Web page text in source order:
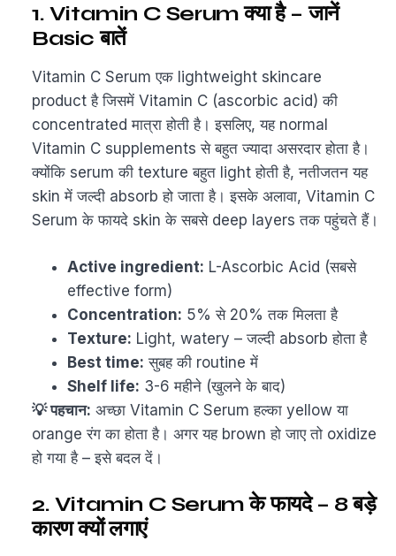
1. Vitamin C Serum क्या है – जानें
Basic बातें
Vitamin C Serum एक lightweight skincare
product है जिसमें Vitamin C (ascorbic acid) की
concentrated मात्रा होती है। इसलिए, यह normal
Vitamin C supplements से बहुत ज्यादा असरदार होता है।
क्योंकि serum की texture बहुत light होती है, नतीजतन यह
skin में जल्दी absorb हो जाता है। इसके अलावा, Vitamin C
Serum के फायदे skin के सबसे deep layers तक पहुंचते हैं।
Active ingredient: L-Ascorbic Acid (सबसे
effective form)
Concentration: 5% से 20% तक मिलता है
Texture: Light, watery – जल्दी absorb होता है
Best time: सुबह की routine में
Shelf life: 3-6 महीने (खुलने के बाद)
💡 पहचान: अच्छा Vitamin C Serum हल्का yellow या
orange रंग का होता है। अगर यह brown हो जाए तो oxidize
हो गया है – इसे बदल दें।
2. Vitamin C Serum के फायदे – 8 बड़े
कारण क्यों लगाएं